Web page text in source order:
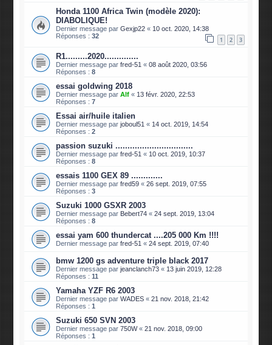
Honda 1100 Africa Twin (modèle 2020):
DIABOLIQUE!
Dernier message parGexjp22 «10 oct. 2020, 14:38
Réponses :32 1 2 3
R1.........2020..............
Dernier message parfred-51 «08 août 2020, 03:56
Réponses :8
essai goldwing 2018
Dernier message parAlf « 13 févr. 2020, 22:53
Réponses :7
Essai air/huile italien
Dernier message parjoboul51 « 14 oct. 2019, 14:54
Réponses :2
passion suzuki ................................
Dernier message parfred-51 « 10 oct. 2019, 10:37
Réponses :8
essais 1100 GEX 89 .............
Dernier message parfred59 «26 sept. 2019, 07:55
Réponses :3
Suzuki 1000 GSXR 2003
Dernier message par Bebert74 «24 sept. 2019, 13:04
Réponses :8
essai yam 600 thundercat ....205 000 Km !!!!
Dernier message parfred-51 «24 sept. 2019, 07:40
bmw 1200 gs adventure triple black 2017
Dernier message parjeanclanch73 « 13 juin 2019, 12:28
Réponses :11
Yamaha YZF R6 2003
Dernier message parWADES «21 nov. 2018, 21:42
Réponses :1
Suzuki 650 SVN 2003
Dernier message par750W«21 nov. 2018, 09:00
Réponses :1